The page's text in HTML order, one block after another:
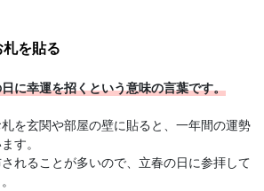
札を貼る
に幸運を招くという意味の言葉です。
を玄関や部屋の壁に貼ると、一年間の運勢
す。
れることが多いので、立春の日に参拝して